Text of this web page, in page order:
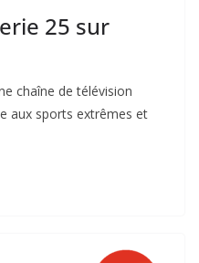
25 sur
chaîne de télévision
aux sports extrêmes et